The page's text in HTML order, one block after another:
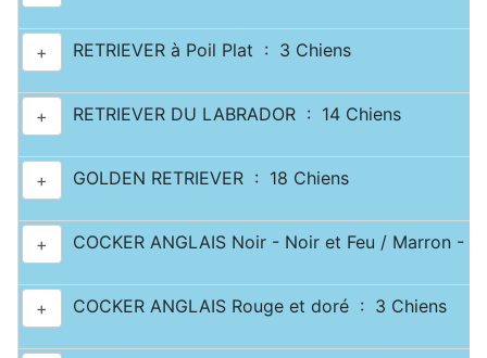
+ RETRIEVER à Poil Plat : 3 Chiens
+ RETRIEVER DU LABRADOR : 14 Chiens
+ GOLDEN RETRIEVER : 18 Chiens
+ COCKER ANGLAIS Noir - Noir et Feu / Marron -
+ COCKER ANGLAIS Rouge et doré : 3 Chiens